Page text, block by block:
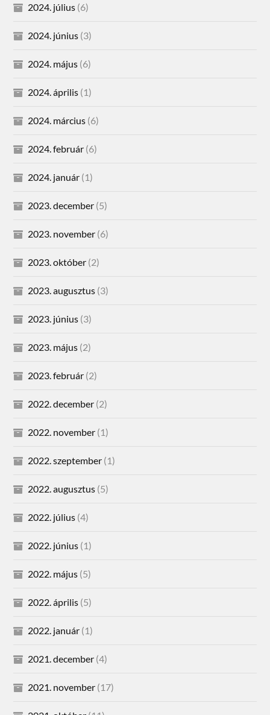
2024. július (6)
2024. június (3)
2024. május (6)
2024. április (1)
2024. március (6)
2024. február (6)
2024. január (1)
2023. december (5)
2023. november (6)
2023. október (2)
2023. augusztus (3)
2023. június (3)
2023. május (2)
2023. február (2)
2022. december (2)
2022. november (1)
2022. szeptember (1)
2022. augusztus (5)
2022. július (4)
2022. június (1)
2022. május (5)
2022. április (5)
2022. január (1)
2021. december (4)
2021. november (17)